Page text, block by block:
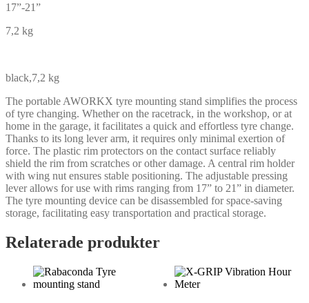
17”-21”
7,2 kg
black,7,2 kg
The portable AWORKX tyre mounting stand simplifies the process
of tyre changing. Whether on the racetrack, in the workshop, or at
home in the garage, it facilitates a quick and effortless tyre change.
Thanks to its long lever arm, it requires only minimal exertion of
force. The plastic rim protectors on the contact surface reliably
shield the rim from scratches or other damage. A central rim holder
with wing nut ensures stable positioning. The adjustable pressing
lever allows for use with rims ranging from 17” to 21” in diameter.
The tyre mounting device can be disassembled for space-saving
storage, facilitating easy transportation and practical storage.
Relaterade produkter